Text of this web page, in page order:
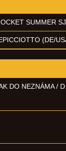
SUMMER
(DE/
DO NEZNÁMA /